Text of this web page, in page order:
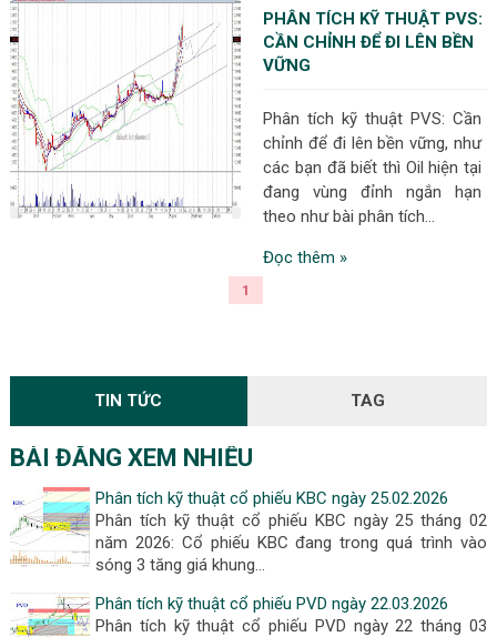
PHÂN TÍCH KỸ THUẬT PVS:
CẦN CHỈNH ĐỂ ĐI LÊN BỀN
VỮNG
Phân tích kỹ thuật PVS: Cần
chỉnh để đi lên bền vững, như
các bạn đã biết thì Oil hiện tại
đang vùng đỉnh ngắn hạn
theo như bài phân tích...
Đọc thêm »
1
TIN TỨC TAG
BÀI ĐĂNG XEM NHIỀU
Phân tích kỹ thuật cổ phiếu KBC ngày 25.02.2026
Phân tích kỹ thuật cổ phiếu KBC ngày 25 tháng 02
năm 2026: Cổ phiếu KBC đang trong quá trình vào
sóng 3 tăng giá khung…
Phân tích kỹ thuật cổ phiếu PVD ngày 22.03.2026
Phân tích kỹ thuật cổ phiếu PVD ngày 22 tháng 03